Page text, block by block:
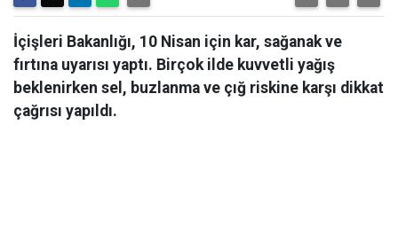
İçişleri Bakanlığı, 10 Nisan için kar, sağanak ve
fırtına uyarısı yaptı. Birçok ilde kuvvetli yağış
beklenirken sel, buzlanma ve çığ riskine karşı dikkat
çağrısı yapıldı.